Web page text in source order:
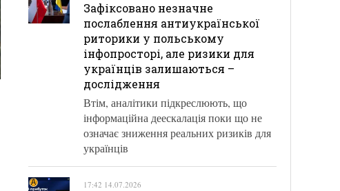
Зафіксовано незначне
послаблення антиукраїнської
риторики у польському
інфопросторі, але ризики для
українців залишаються –
дослідження
Втім, аналітики підкреслюють, що
інформаційна деескалація поки що не
означає зниження реальних ризиків для
українців
17:42 14.07.2026